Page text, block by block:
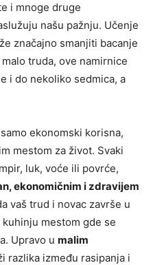
i mnoge druge
našu pažnju. Učenje
značajno smanjiti bacanje
truda, ove namirnice
i do nekoliko sedmica, a
ekonomski korisna,
mestom za život. Svaki
luk, voće ili povrće,
ekonomičnim i zdravijem
vaš trud i novac završe u
mestom gde se
Upravo u malim
razlika između rasipanja i